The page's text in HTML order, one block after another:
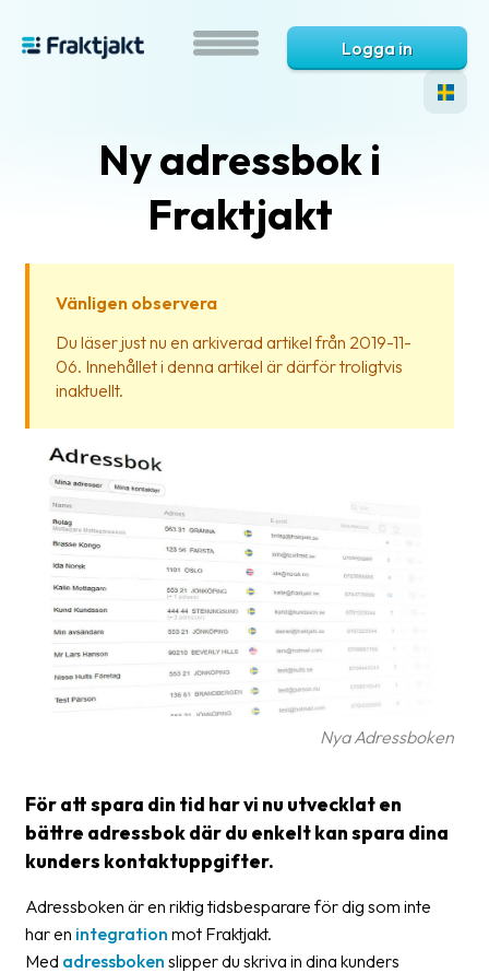
är
Fraktjakt?
Hjälp?
Vanliga
&
svar
Ordlista
Frakthandlingar
Leveransvillkor
Upphämtningar
Manualer
Nedladdningar
Logga in
Ny adressbok i
Fraktjakt
Vänligen observera
Du läser just nu en arkiverad artikel från 2019-11-
06. Innehållet i denna artikel är därför troligtvis
inaktuellt.
Nya Adressboken
För att spara din tid har vi nu utvecklat en
bättre adressbok där du enkelt kan spara dina
kunders kontaktuppgifter.
Adressboken är en riktig tidsbesparare för dig som inte
har en integration mot Fraktjakt.
Med adressboken slipper du skriva in dina kunders